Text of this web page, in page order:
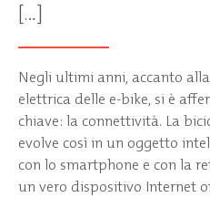
[…]
Negli ultimi anni, accanto
elettrica delle e-bike, si è
chiave: la connettività. La
evolve così in un oggetto
con lo smartphone e con la
un vero dispositivo Internet